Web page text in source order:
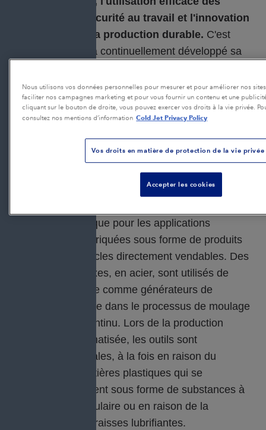
ressources, la sécurité au travail et l'innovation
sont les clés de la production durable. C'est
pourquoi Geberit a continuellement développé sa
l'environnement.
Tous les sites de production et tous les travaux
moulées en plastique pour les applications
sanitaires sont fabriquées sous forme de produits
semi-finis ou d'articles directement vendables. Des
outils très complexes, en acier, sont utilisés de
manière productive comme générateurs de
géométrie plastique dans le processus de moulage
par injection discontinu. Lors de la production
entièrement automatisée, les outils sont
continuellement sales, à la fois en raison du
dégazage des matières plastiques qui se
développent et fuient sous forme de substances à
faible poids moléculaire ou en raison de la
dégradation des graisses lubrifiantes.
Nous utilisons vos données personnelles pour mesurer et pour améliorer nos
faciliter nos campagnes marketing et pour vous fournir un contenu et une
cliquant sur le bouton de droite, vous pouvez exercer vos droits à la vie privée.
consultez nos mentions d’information Cold Jet Privacy Policy
Vos droits en matière de protection de la vie privée
Accepter les cookies